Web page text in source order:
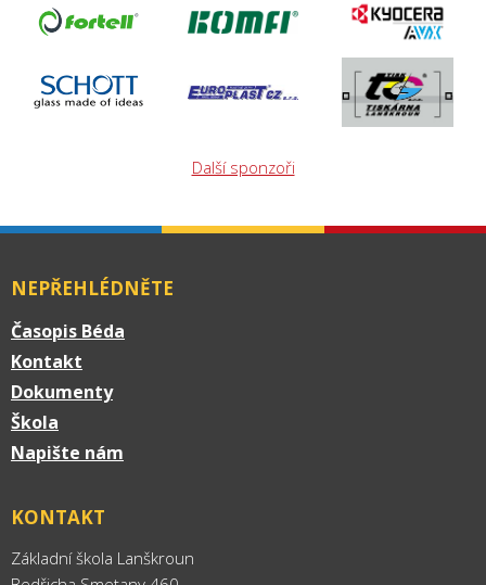
Další sponzoři
NEPŘEHLÉDNĚTE
Časopis Béda
Kontakt
Dokumenty
Škola
Napište nám
KONTAKT
Základní škola Lanškroun